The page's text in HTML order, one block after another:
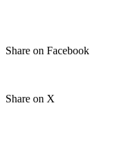
Share on Facebook
Share on X